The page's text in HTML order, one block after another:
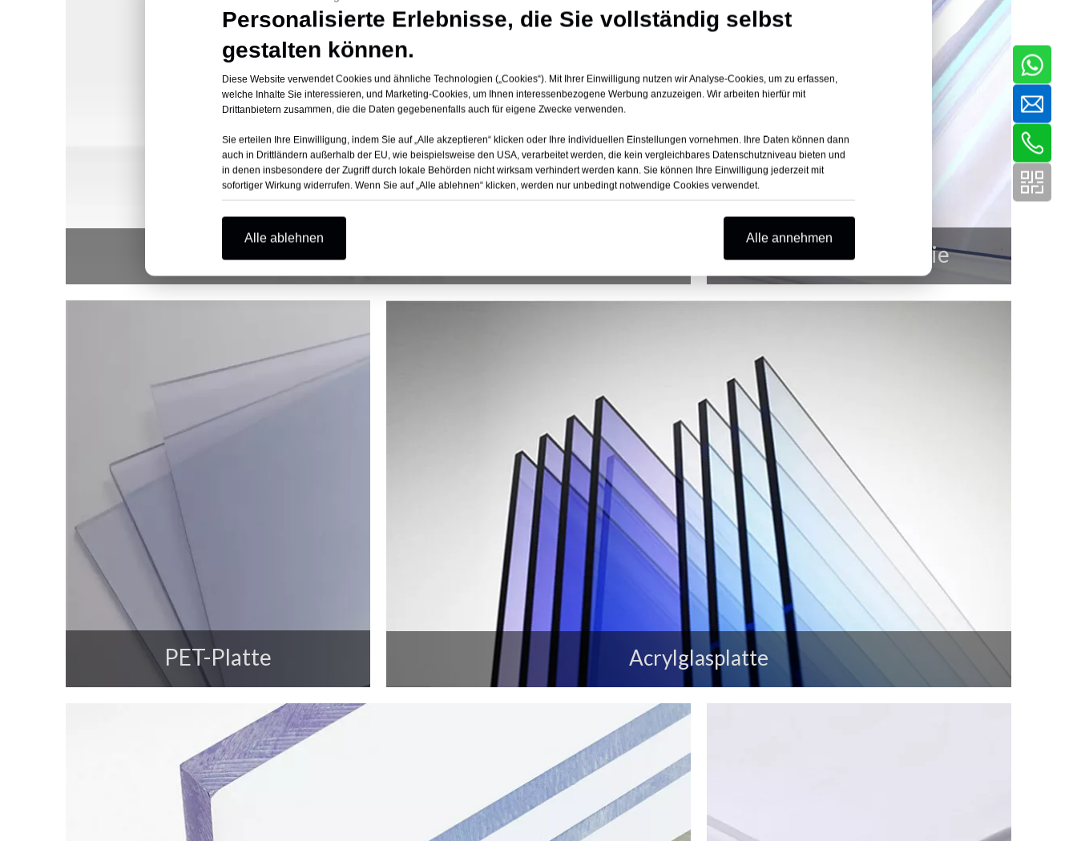
Hart-PVC-Platte Flexible PVC-Folie
PET-Platte Acrylglasplatte
Personalisierte Erlebnisse, die Sie vollständig selbst
gestalten können.
Diese Website verwendet Cookies und ähnliche Technologien („Cookies“). Mit Ihrer Einwilligung nutzen wir Analyse-Cookies, um zu erfassen,
welche Inhalte Sie interessieren, und Marketing-Cookies, um Ihnen interessenbezogene Werbung anzuzeigen. Wir arbeiten hierfür mit
Drittanbietern zusammen, die die Daten gegebenenfalls auch für eigene Zwecke verwenden.
Sie erteilen Ihre Einwilligung, indem Sie auf „Alle akzeptieren“ klicken oder Ihre individuellen Einstellungen vornehmen. Ihre Daten können dann
auch in Drittländern außerhalb der EU, wie beispielsweise den USA, verarbeitet werden, die kein vergleichbares Datenschutzniveau bieten und
in denen insbesondere der Zugriff durch lokale Behörden nicht wirksam verhindert werden kann. Sie können Ihre Einwilligung jederzeit mit
sofortiger Wirkung widerrufen. Wenn Sie auf „Alle ablehnen“ klicken, werden nur unbedingt notwendige Cookies verwendet.
Alle ablehnen Alle annehmen